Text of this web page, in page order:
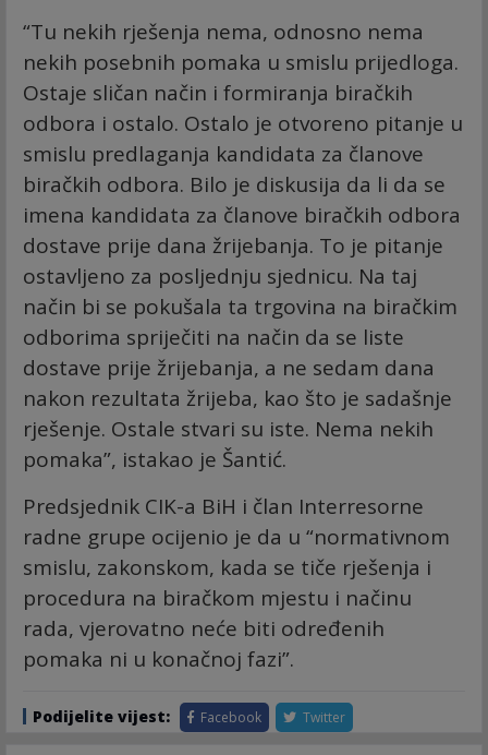
“Tu nekih rješenja nema, odnosno nema
nekih posebnih pomaka u smislu prijedloga.
Ostaje sličan način i formiranja biračkih
odbora i ostalo. Ostalo je otvoreno pitanje u
smislu predlaganja kandidata za članove
biračkih odbora. Bilo je diskusija da li da se
imena kandidata za članove biračkih odbora
dostave prije dana žrijebanja. To je pitanje
ostavljeno za posljednju sjednicu. Na taj
način bi se pokušala ta trgovina na biračkim
odborima spriječiti na način da se liste
dostave prije žrijebanja, a ne sedam dana
nakon rezultata žrijeba, kao što je sadašnje
rješenje. Ostale stvari su iste. Nema nekih
pomaka”, istakao je Šantić.
Predsjednik CIK-a BiH i član Interresorne
radne grupe ocijenio je da u “normativnom
smislu, zakonskom, kada se tiče rješenja i
procedura na biračkom mjestu i načinu
rada, vjerovatno neće biti određenih
pomaka ni u konačnoj fazi”.
Podijelite vijest: Facebook Twitter